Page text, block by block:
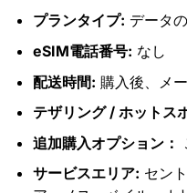
プランタイプ: データ
eSIM電話番号: なし
配送時間: 購入後、メ
テザリング / ホットス
追加購入オプション：
サービスエリア: セン